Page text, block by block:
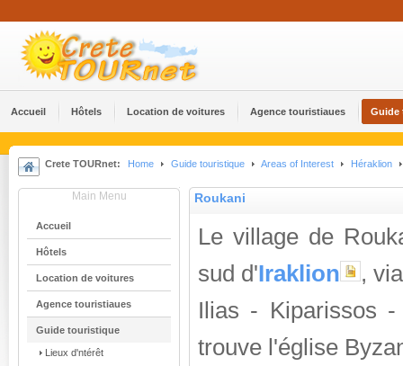
Accueil Hôtels Location de voitures Agence touristiaues Guide
Crete TOURnet: Home Guide touristique Areas of Interest Héraklion
Main Menu
Accueil
Hôtels
Location de voitures
Agence touristiaues
Guide touristique
Lieux d'ntérêt
Roukani
Le village de
sud d'Iraklion
,
Ilias - Kiparissos
trouve l'église